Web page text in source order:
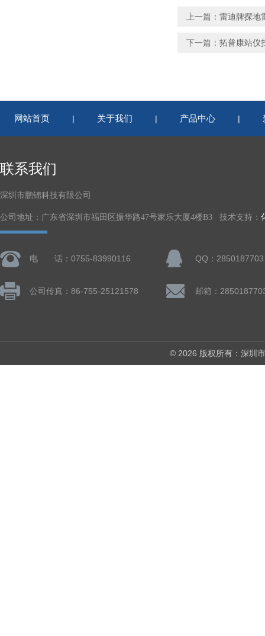
上一篇： 雷迪牌探地
下一篇： 拓普康站仪
网站首页 | 关于我们 | 产品中心 |
联系我们
深圳市鹏锦科技有限公司
公司地址：广东省深圳市福田区振华路47号家乐大厦4楼B3 技术支持：
电 话：0755-83990116 QQ：2850187703
公司传真：86-755-25121578 邮箱：
© 2026 版权所有：深圳